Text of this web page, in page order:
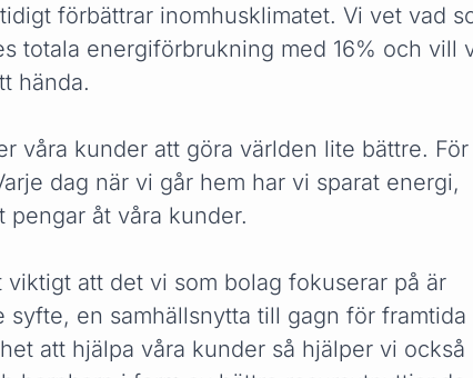
förbättrar inomhusklimatet. Vi vet vad
totala energiförbrukning med 16% och vill
hända.
våra kunder att göra världen lite bättre.
dag när vi går hem har vi sparat energi,
pengar åt våra kunder.
att det vi som bolag fokuserar på är
en samhällsnytta till gagn för framtida
att hjälpa våra kunder så hjälper vi också